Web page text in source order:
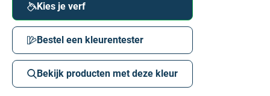
Kies je verf
Bestel een kleurentester
Bekijk producten met deze kleur